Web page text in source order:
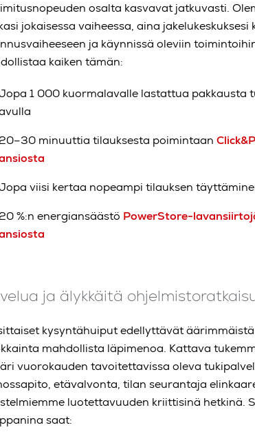
osalta kasvavat jatkuvasti.
jokaisessa vaiheessa, aina
ja käynnissä oleviin
kaiken tämän:
1 000 kuormalavalle lastattua pakkausta
20–30 minuuttia tilauksesta poimintaan
viisi kertaa nopeampi tilauksen
20 %:n energiansäästö PowerStore-
ja älykkäitä
kysyntähuiput edellyttävät
mahdollista läpimenoa. Kattava
vuorokauden tavoitettavissa oleva
etävalvonta, tilan seurantaja
luotettavuuden kriittisinä hetkinä.
saat: